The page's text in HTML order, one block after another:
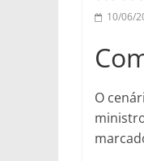
10/06/
O